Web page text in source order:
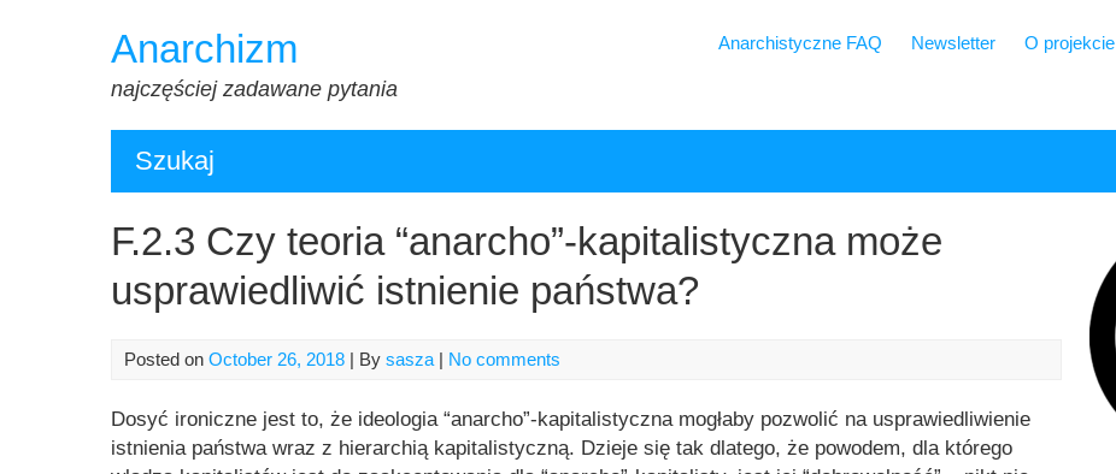
Anarchizm
najczęściej zadawane pytania
Anarchistyczne FAQ Newsletter O projekcie
Szukaj
F.2.3 Czy teoria “anarcho”-kapitalistyczna może
usprawiedliwić istnienie państwa?
Posted on October 26, 2018 | By sasza | No comments
Dosyć ironiczne jest to, że ideologia “anarcho”-kapitalistyczna mogłaby pozwolić na usprawiedliwienie
istnienia państwa wraz z hierarchią kapitalistyczną. Dzieje się tak dlatego, że powodem, dla którego